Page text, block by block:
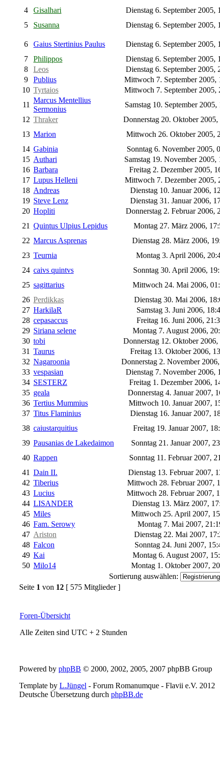
4
Gisalhari
Dienstag 6. September 2005,
5
Susanna Dienstag 6. September 2005,
6 Gaius Stertinius Paulus
Dienstag 6. September 2005,
7
Philippos
Dienstag 6. September 2005,
8
Leos
Dienstag 6. September 2005,
9
Publius
Mittwoch 7. September 2005,
10 Tyrtaios
Mittwoch 7. September 2005,
11
Marcus Mentellius
Sermonius
Samstag 10. September
12 Thraker
Donnerstag 20. Oktober
13 Marion
Mittwoch 26. Oktober 2005,
14 Gabinia
Sonntag 6. November 2005,
15 Authari
Samstag 19. November
16 Barbara
Freitag 2. Dezember 2005,
17 Lupus Helleni
Mittwoch 7. Dezember 2005,
18 Andreas
Dienstag 10. Januar 2006,
19 Steve Lenz
Dienstag 31. Januar 2006,
20 Hopliti
Donnerstag 2. Februar 2006,
21 Quintus Ulpius Lepidus
Montag 27. März 2006,
22 Marcus Asprenas
Dienstag 28. März 2006,
23 Teurnia
Montag 3. April 2006,
24 caivs quintvs
Sonntag 30. April 2006,
25 sagittarius
Mittwoch 24. Mai 2006,
26 Perdikkas
Dienstag 30. Mai 2006,
27 HarkilaR
Samstag 3. Juni 2006,
28 cepasaccus
Freitag 16. Juni 2006,
29 Siriana selene
Montag 7. August 2006,
30 tobi
Donnerstag 12. Oktober
31 Taurus
Freitag 13. Oktober 2006,
32 Nagaroonia
Donnerstag 2. November
33 vespasian
Dienstag 7. November 2006,
34 SESTERZ
Freitag 1. Dezember 2006,
35 geala
Donnerstag 4. Januar 2007,
36 Tertius Mummius
Mittwoch 10. Januar 2007,
37 Titus Flaminius
Dienstag 16. Januar 2007,
38 caiustarquitius
Freitag 19. Januar 2007,
39 Pausanias de Lakedaimon
Sonntag 21. Januar 2007,
40 Rappen
Sonntag 11. Februar 2007,
41 Dain II.
Dienstag 13. Februar 2007,
42 Tiberius
Mittwoch 28. Februar 2007,
43 Lucius
Mittwoch 28. Februar 2007,
44 LISANDER
Dienstag 13. März 2007,
45 Miles
Mittwoch 25. April 2007,
46 Fam. Serowy
Montag 7. Mai 2007,
47 Ariston
Dienstag 22. Mai 2007,
48 Falcon
Sonntag 24. Juni 2007,
49 Kai
Montag 6. August 2007,
50 Milo14
Montag 1. Oktober 2007,
Sortierung auswählen:
Seite 1 von 12 [ 575 Mitglieder ]
Foren-Übersicht
Alle Zeiten sind UTC + 2 Stunden
Powered by phpBB © 2000, 2002, 2005, 2007 phpBB Group
Template by L.Jüngel - Forum Romanumque - Flavii e.V. 2012
Deutsche Übersetzung durch phpBB.de